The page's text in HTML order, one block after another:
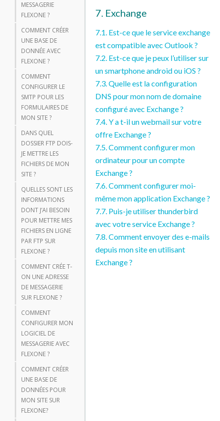
MESSAGERIE
FLEXONE ?
COMMENT CRÉER
UNE BASE DE
DONNÉE AVEC
FLEXONE ?
COMMENT
CONFIGURER LE
SMTP POUR LES
FORMULAIRES DE
MON SITE ?
DANS QUEL
DOSSIER FTP DOIS-
JE METTRE LES
FICHIERS DE MON
SITE ?
QUELLES SONT LES
INFORMATIONS
DONT J’AI BESOIN
POUR METTRE MES
FICHIERS EN LIGNE
PAR FTP SUR
FLEXONE ?
COMMENT CRÉE T-
ON UNE ADRESSE
DE MESSAGERIE
SUR FLEXONE ?
COMMENT
CONFIGURER MON
LOGICIEL DE
MESSAGERIE AVEC
FLEXONE ?
COMMENT CRÉER
UNE BASE DE
DONNÉES POUR
MON SITE SUR
FLEXONE?
7. Exchange
7.1. Est-ce que le service exchange
est compatible avec Outlook ?
7.2. Est-ce que je peux l’utiliser sur
un smartphone android ou iOS ?
7.3. Quelle est la configuration
DNS pour mon nom de domaine
configuré avec Exchange ?
7.4. Y a t-il un webmail sur votre
offre Exchange ?
7.5. Comment configurer mon
ordinateur pour un compte
Exchange ?
7.6. Comment configurer moi-
même mon application Exchange ?
7.7. Puis-je utiliser thunderbird
avec votre service Exchange ?
7.8. Comment envoyer des e-mails
depuis mon site en utilisant
Exchange ?